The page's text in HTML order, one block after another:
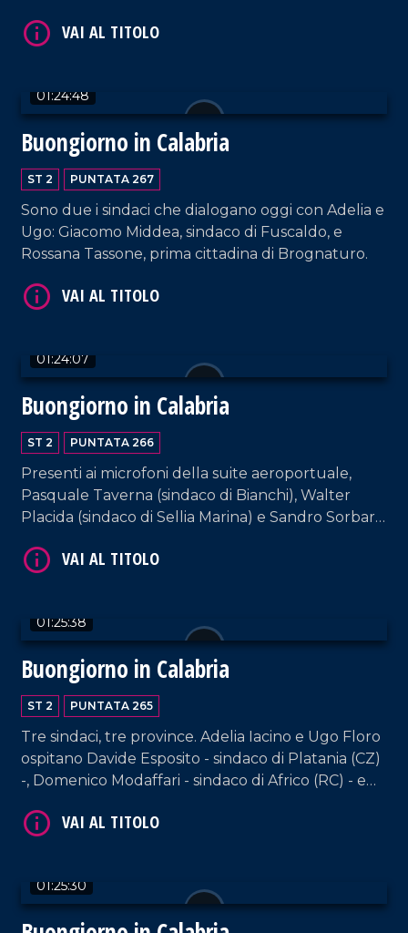
Mariateresa Fragomeni (sindaca di Siderno).
01:24:48
Buongiorno in Calabria
ST 2 PUNTATA 267
Sono due i sindaci che dialogano oggi con Adelia e
Ugo: Giacomo Middea, sindaco di Fuscaldo, e
Rossana Tassone, prima cittadina di Brognaturo.
01:24:07
Buongiorno in Calabria
ST 2 PUNTATA 266
Presenti ai microfoni della suite aeroportuale,
Pasquale Taverna (sindaco di Bianchi), Walter
Placida (sindaco di Sellia Marina) e Sandro Sorbara,
01:25:38
Buongiorno in Calabria
ST 2 PUNTATA 265
Tre sindaci, tre province. Adelia Iacino e Ugo Floro
ospitano Davide Esposito - sindaco di Platania (CZ)
-, Domenico Modaffari - sindaco di Africo (RC) - e
d'Epiro (CS).
VAI AL TITOLO
01:25:30
VAI AL TITOLO
VAI AL TITOLO
VAI AL TITOLO
VAI AL TITOLO